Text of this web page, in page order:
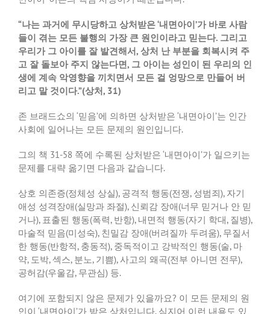
“나는 과거에 무시당하고 상처받은‘내면아이’가 바로 사람
들이 겪는 모든 불행의 가장 큰 원인이라고 믿는다. 그리고
우리가 그 아이를 잘 발견해서, 상처 난 부분을 회복시켜 주
고 잘 돌보아 주지 않는다면, 그 아이는 성인이 된 우리의 인
생에 계속 악영향을 끼치면서 모든 걸 엉망으로 만들어 버
리고 말 것이다.”(상처, 31)
존 브래드쇼의 ‘믿음’에 의하면 상처받은 ‘내면아이’는 인간
사회에 일어나는 모든 문제의 원인입니다.
그의 책 31-58 쪽에 수록된 상처받은 ‘내면아이’가 일으키는
문제를 대략 옮기면 다음과 같습니다.
상호 의존증(정체성 상실), 공격적 행동(전쟁, 성범죄), 자기
애성 성격장애(실망과 좌절), 신뢰감 장애(너무 믿거나 안 믿
거나), 표출된 행동(폭력, 반항), 내면적 행동(자기 학대, 질병),
마술적 믿음(미성숙), 친밀감 장애(버려질까 두려움), 무질서
한 행동(반항적, 충동적), 중독적이고 강박적인 행동(술, 마
약, 도박,섹스, 분노, 기쁨),사고의 왜곡(전부 아니면 전무),
공허감(우울감, 무관심) 등.
여기에 포함되지 않은 문제가 있을까요? 이 모든 문제의 원
인이 ‘내면아이’가 받은 상처입니다. 심지어 이런 내용도 있